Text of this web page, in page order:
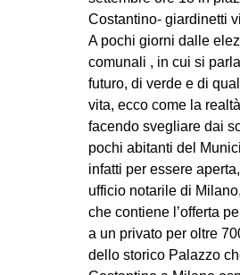
Costantino- giardinetti
A pochi giorni dalle
comunali , in cui si
futuro, di verde e di
vita, ecco come la
facendo svegliare dai
pochi abitanti del
infatti per essere
ufficio notarile di
che contiene l’offerta
a un privato per oltre
dello storico Palazzo